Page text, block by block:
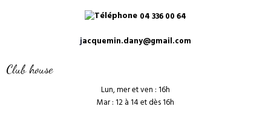
04 336 00 64
jacquemin.dany@gmail.com
Club house
Lun, mer et ven : 16h
Mar : 12 à 14 et dès 16h